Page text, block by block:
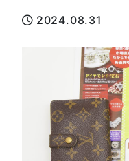
2024.08.31